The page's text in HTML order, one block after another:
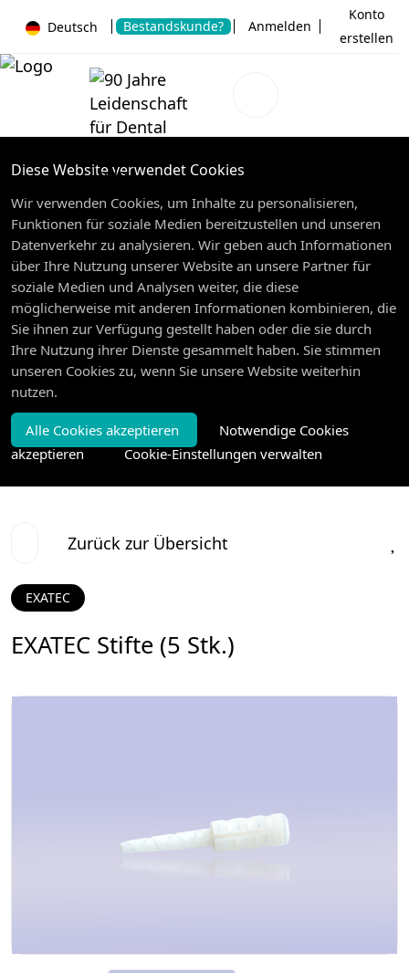
Deutsch Bestandskunde? Anmelden
Konto
erstellen
Diese Website verwendet Cookies
Wir verwenden Cookies, um Inhalte zu personalisieren,
Funktionen für soziale Medien bereitzustellen und unseren
Datenverkehr zu analysieren. Wir geben auch Informationen
über Ihre Nutzung unserer Website an unsere Partner für
soziale Medien und Analysen weiter, die diese
möglicherweise mit anderen Informationen kombinieren, die
Sie ihnen zur Verfügung gestellt haben oder die sie durch
Ihre Nutzung ihrer Dienste gesammelt haben. Sie stimmen
unseren Cookies zu, wenn Sie unsere Website weiterhin
nutzen.
Alle Cookies akzeptieren
Notwendige Cookies
akzeptieren
Cookie-Einstellungen verwalten
Zurück zur Übersicht
EXATEC
EXATEC Stifte (5 Stk.)